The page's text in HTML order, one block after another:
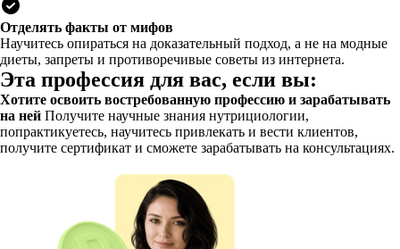
Отделять факты от мифов
Научитесь опираться на доказательный подход, а не на модные
диеты, запреты и противоречивые советы из интернета.
Эта профессия для вас, если вы:
Хотите освоить востребованную профессию и зарабатывать
на ней Получите научные знания нутрициологии,
попрактикуетесь, научитесь привлекать и вести клиентов,
получите сертификат и сможете зарабатывать на консультациях.